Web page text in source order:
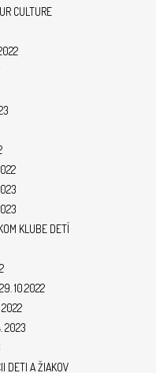
CULTURE
KLUBE DETÍ
10.2022
2022
2023
DETI A ŽIAKOV